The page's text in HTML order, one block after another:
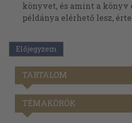
könyvet, és amint a könyv
példánya elérhető lesz,
Előjegyzem
TARTALOM
TÉMAKÖRÖK